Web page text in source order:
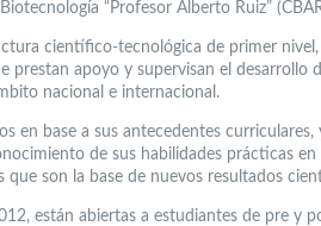
“Profesor Alberto Ruiz”
científico-tecnológica de primer
prestan apoyo y supervisan el desarrollo
nacional e internacional.
en base a sus antecedentes
de sus habilidades prácticas
son la base de nuevos resultados
están abiertas a estudiantes de pre y